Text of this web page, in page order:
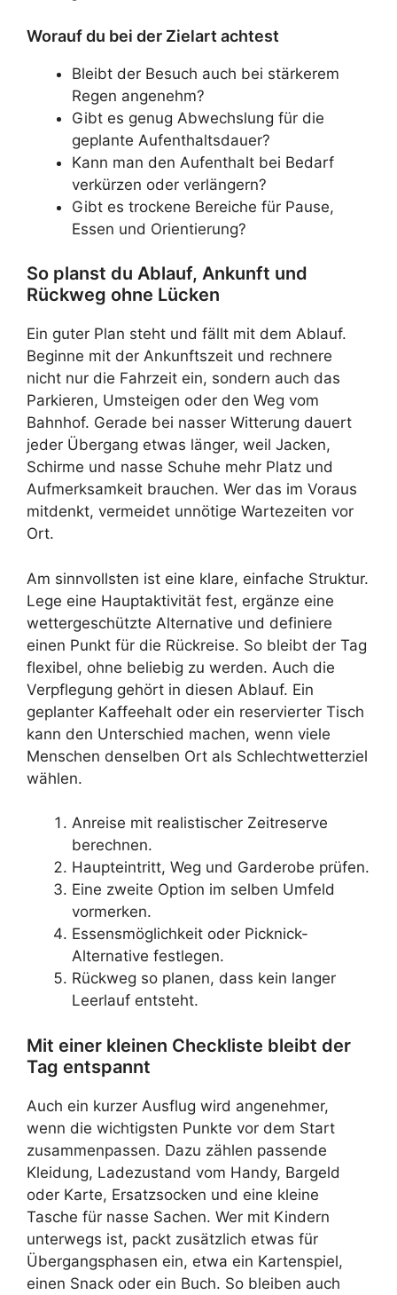
Worauf du bei der Zielart achtest
Bleibt der Besuch auch bei stärkerem
Regen angenehm?
Gibt es genug Abwechslung für die
geplante Aufenthaltsdauer?
Kann man den Aufenthalt bei Bedarf
verkürzen oder verlängern?
Gibt es trockene Bereiche für Pause,
Essen und Orientierung?
So planst du Ablauf, Ankunft und
Rückweg ohne Lücken
Ein guter Plan steht und fällt mit dem Ablauf.
Beginne mit der Ankunftszeit und rechnere
nicht nur die Fahrzeit ein, sondern auch das
Parkieren, Umsteigen oder den Weg vom
Bahnhof. Gerade bei nasser Witterung dauert
jeder Übergang etwas länger, weil Jacken,
Schirme und nasse Schuhe mehr Platz und
Aufmerksamkeit brauchen. Wer das im Voraus
mitdenkt, vermeidet unnötige Wartezeiten vor
Ort.
Am sinnvollsten ist eine klare, einfache Struktur.
Lege eine Hauptaktivität fest, ergänze eine
wettergeschützte Alternative und definiere
einen Punkt für die Rückreise. So bleibt der Tag
flexibel, ohne beliebig zu werden. Auch die
Verpflegung gehört in diesen Ablauf. Ein
geplanter Kaffeehalt oder ein reservierter Tisch
kann den Unterschied machen, wenn viele
Menschen denselben Ort als Schlechtwetterziel
wählen.
Anreise mit realistischer Zeitreserve
berechnen.
Haupteintritt, Weg und Garderobe prüfen.
Eine zweite Option im selben Umfeld
vormerken.
Essensmöglichkeit oder Picknick-
Alternative festlegen.
Rückweg so planen, dass kein langer
Leerlauf entsteht.
Mit einer kleinen Checkliste bleibt der
Tag entspannt
Auch ein kurzer Ausflug wird angenehmer,
wenn die wichtigsten Punkte vor dem Start
zusammenpassen. Dazu zählen passende
Kleidung, Ladezustand vom Handy, Bargeld
oder Karte, Ersatzsocken und eine kleine
Tasche für nasse Sachen. Wer mit Kindern
unterwegs ist, packt zusätzlich etwas für
Übergangsphasen ein, etwa ein Kartenspiel,
einen Snack oder ein Buch. So bleiben auch